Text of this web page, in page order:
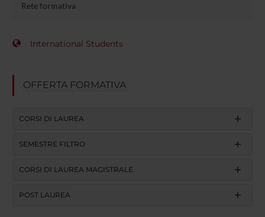
Rete formativa
International Students
OFFERTA FORMATIVA
CORSI DI LAUREA
SEMESTRE FILTRO
CORSI DI LAUREA MAGISTRALE
POST LAUREA